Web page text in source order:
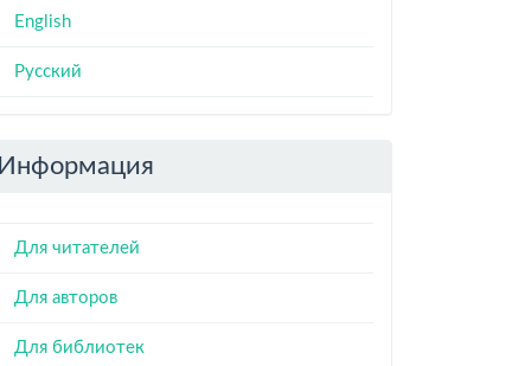
English
Русский
Информация
Для читателей
Для авторов
Для библиотек